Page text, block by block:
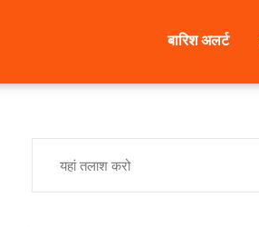
बारिश अलर्ट